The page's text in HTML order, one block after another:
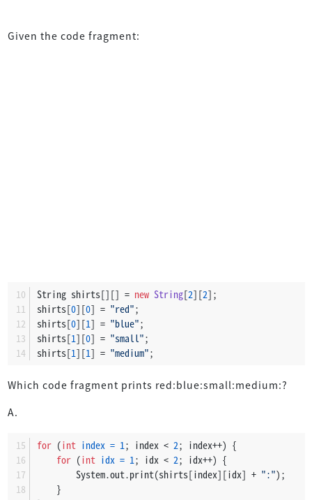
Given the code fragment:
String shirts[][] = new String[2][2];
shirts[0][0] = "red";
shirts[0][1] = "blue";
shirts[1][0] = "small";
shirts[1][1] = "medium";
Which code fragment prints red:blue:small:medium:?
A.
for (int index = 1 ; index < 2; index++) {
for (int idx = 1 ; idx < 2; idx++) {
        System.out.print(shirts[index][idx] +
":");
    }